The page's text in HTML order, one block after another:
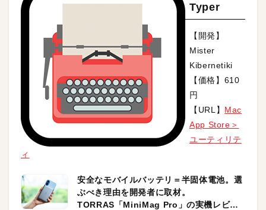
Typer
【開発】
Mister
Kibernetiki
【価格】610
円
【URL】 Mac
App Store＞
ユーティリテ
ィ
安全なモバイルバッテリ＝半固体電池。選
ぶべき理由を開発者に取材。
TORRAS「MiniMag Pro」の実機レビュ